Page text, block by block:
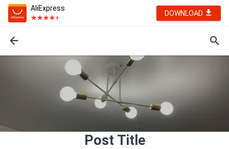
AliExpress
DOWNLOAD
Post Title